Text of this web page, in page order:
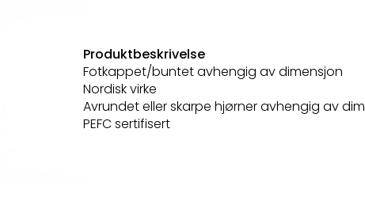
Produktbeskrivelse
Fotkappet/buntet avhengig av dimensjon
Nordisk virke
Avrundet eller skarpe hjørner avhengig av dim
PEFC sertifisert